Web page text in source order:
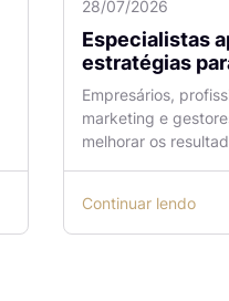
28/07/2026
Especialistas
estratégias
tráfego pago
eficiência
Empresários,
marketing e
melhorar os
Continuar lendo